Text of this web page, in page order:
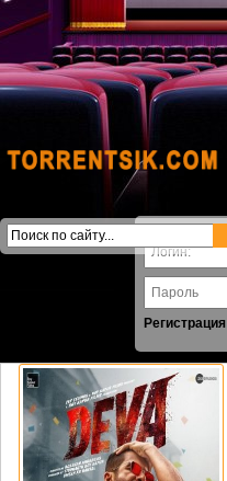
Регистрация